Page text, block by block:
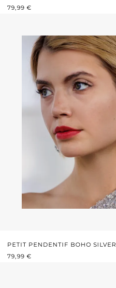
PRIX RÉGULIER :
79,99 €
PETIT PENDENTIF BOHO SILVER
PRIX RÉGULIER :
79,99 €